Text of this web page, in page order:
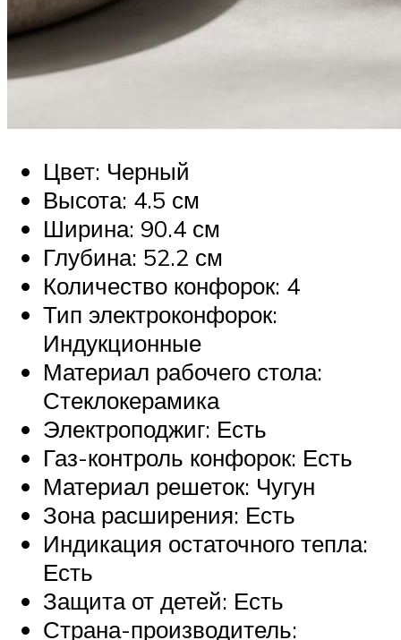
Цвет: Черный
Высота: 4.5 см
Ширина: 90.4 см
Глубина: 52.2 см
Количество конфорок: 4
Тип электроконфорок:
Индукционные
Материал рабочего стола:
Стеклокерамика
Электроподжиг: Есть
Газ-контроль конфорок: Есть
Материал решеток: Чугун
Зона расширения: Есть
Индикация остаточного тепла:
Есть
Защита от детей: Есть
Страна-производитель: